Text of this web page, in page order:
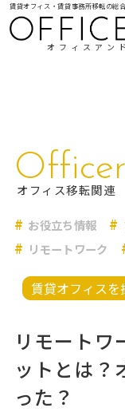
オフィスアンド
賃貸オフィス・賃貸事務所移転の総
注目オフィス
居抜きオフィ
レンタルオフ
オフィス相場
オフィス移転
オフィス移転
オフィス移転関連
お役立ち情報
リモートワーク
賃貸オフィスを
リモートワ
ットとは？
った？